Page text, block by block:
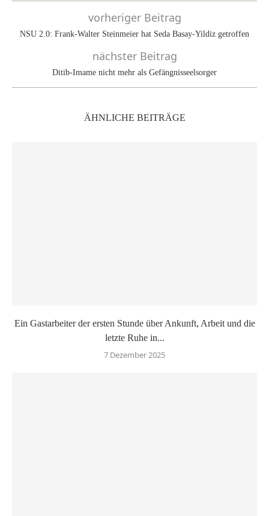
vorheriger Beitrag
NSU 2.0: Frank-Walter Steinmeier hat Seda Basay-Yildiz getroffen
nächster Beitrag
Ditib-Imame nicht mehr als Gefängnisseelsorger
ÄHNLICHE BEITRÄGE
Ein Gastarbeiter der ersten Stunde über Ankunft, Arbeit und die
letzte Ruhe in...
7 Dezember 2025